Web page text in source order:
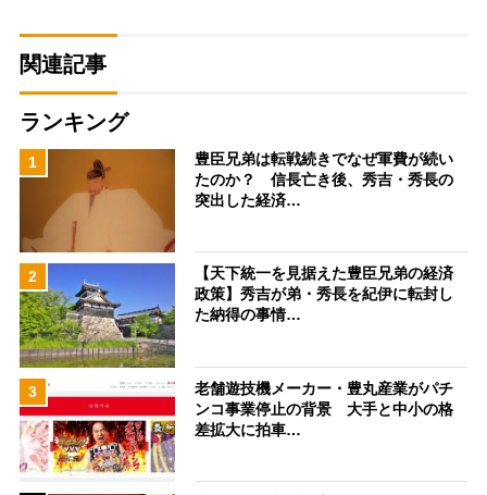
関連記事
ランキング
1
豊臣兄弟は転戦続きでなぜ軍費が続い
たのか？ 信長亡き後、秀吉・秀長の
突出した経済…
2
【天下統一を見据えた豊臣兄弟の経済
政策】秀吉が弟・秀長を紀伊に転封し
た納得の事情…
3
老舗遊技機メーカー・豊丸産業がパチ
ンコ事業停止の背景 大手と中小の格
差拡大に拍車…